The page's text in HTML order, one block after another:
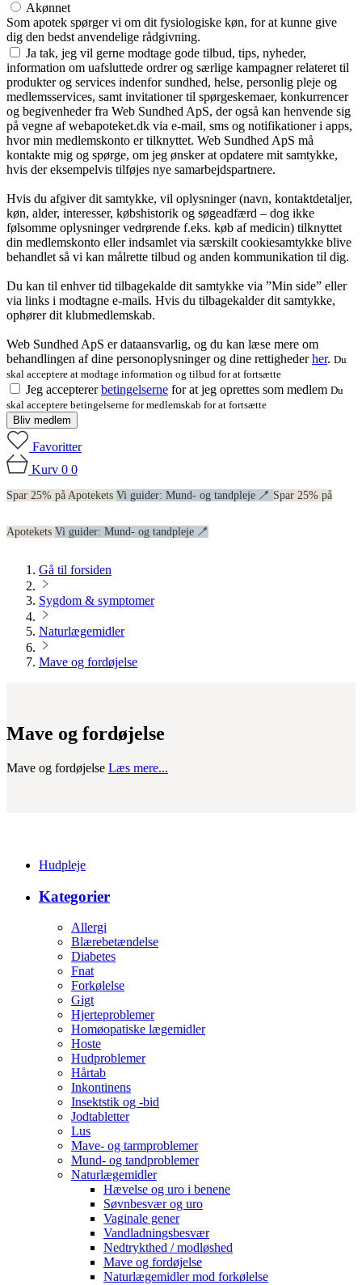
Akønnet
Som apotek spørger vi om dit fysiologiske køn, for at kunne give
dig den bedst anvendelige rådgivning.
Ja tak, jeg vil gerne modtage gode tilbud, tips, nyheder,
information om uafsluttede ordrer og særlige kampagner relateret til
produkter og services indenfor sundhed, helse, personlig pleje og
medlemsservices, samt invitationer til spørgeskemaer, konkurrencer
og begivenheder fra Web Sundhed ApS, der også kan henvende sig
på vegne af webapoteket.dk via e-mail, sms og notifikationer i apps,
hvor min medlemskonto er tilknyttet. Web Sundhed ApS må
kontakte mig og spørge, om jeg ønsker at opdatere mit samtykke,
hvis der eksempelvis tilføjes nye samarbejdspartnere.
Hvis du afgiver dit samtykke, vil oplysninger (navn, kontaktdetaljer,
køn, alder, interesser, købshistorik og søgeadfærd – dog ikke
følsomme oplysninger vedrørende f.eks. køb af medicin) tilknyttet
din medlemskonto eller indsamlet via særskilt cookiesamtykke blive
behandlet så vi kan målrette tilbud og anden kommunikation til dig.
Du kan til enhver tid tilbagekalde dit samtykke via ”Min side” eller
via links i modtagne e-mails. Hvis du tilbagekalder dit samtykke,
ophører dit klubmedlemskab.
Web Sundhed ApS er dataansvarlig, og du kan læse mere om
behandlingen af dine personoplysninger og dine rettighederher. Du
skal acceptere at modtage information og tilbud for at fortsætte
Jeg acceptererbetingelserne for at jeg oprettes som medlem Du
skal acceptere betingelserne for medlemskab for at fortsætte
Bliv medlem
Favoritter
Kurv 0 0
Spar 25% på Apotekets Vi guider: Mund- og tandpleje 🪥 Spar 25% på
Apotekets Vi guider: Mund- og tandpleje 🪥
Gå til forsiden
Sygdom & symptomer
Naturlægemidler
Mave og fordøjelse
Mave og fordøjelse
Mave og fordøjelse Læs mere...
Hudpleje
Kategorier
Allergi
Blærebetændelse
Diabetes
Fnat
Forkølelse
Gigt
Hjerteproblemer
Homøopatiske lægemidler
Hoste
Hudproblemer
Hårtab
Inkontinens
Insektstik og -bid
Jodtabletter
Lus
Mave- og tarmproblemer
Mund- og tandproblemer
Naturlægemidler
Hævelse og uro i benene
Søvnbesvær og uro
Vaginale gener
Vandladningsbesvær
Nedtrykthed / modløshed
Mave og fordøjelse
Naturlægemidler mod forkølelse